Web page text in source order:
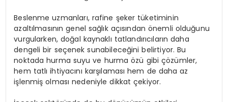
Beslenme uzmanları, rafine şeker tüketiminin
azaltılmasının genel sağlık açısından önemli olduğunu
vurgularken, doğal kaynaklı tatlandırıcıların daha
dengeli bir seçenek sunabileceğini belirtiyor. Bu
noktada hurma suyu ve hurma özü gibi çözümler,
hem tatlı ihtiyacını karşılaması hem de daha az
işlenmiş olması nedeniyle dikkat çekiyor.